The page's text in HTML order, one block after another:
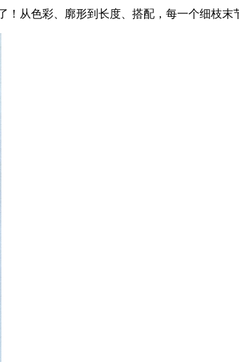
从色彩、廓形到长度、搭配，每一个细枝末